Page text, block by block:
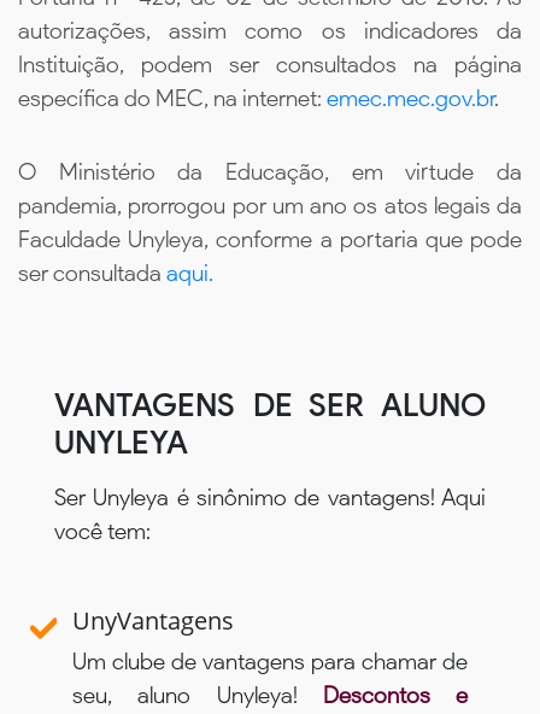
autorizações, assim como os indicadores da
Instituição, podem ser consultados na página
específica do MEC, na internet: emec.mec.gov.br.
O Ministério da Educação, em virtude da
pandemia, prorrogou por um ano os atos legais da
Faculdade Unyleya, conforme a portaria que pode
ser consultada aqui.
VANTAGENS DE SER ALUNO
UNYLEYA
Ser Unyleya é sinônimo de vantagens! Aqui
você tem:
UnyVantagens
Um clube de vantagens para chamar de
seu, aluno Unyleya! Descontos e